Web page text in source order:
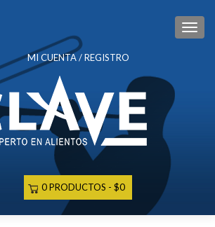
MI CUENTA / REGISTRO
0 PRODUCTOS $0